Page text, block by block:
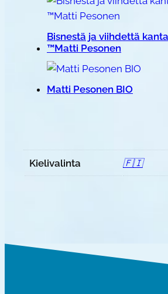
Bisnestä ja viihdettä
™Matti Pesonen
Matti Pesonen BIO
Kielivalinta 🇫🇮